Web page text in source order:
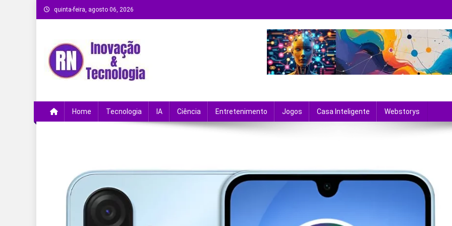
Skip
to
quinta-feira, agosto 06, 2026
Home Tecnologia IA Ciência Entretenimento Jogos Casa Inteligente Webstorys